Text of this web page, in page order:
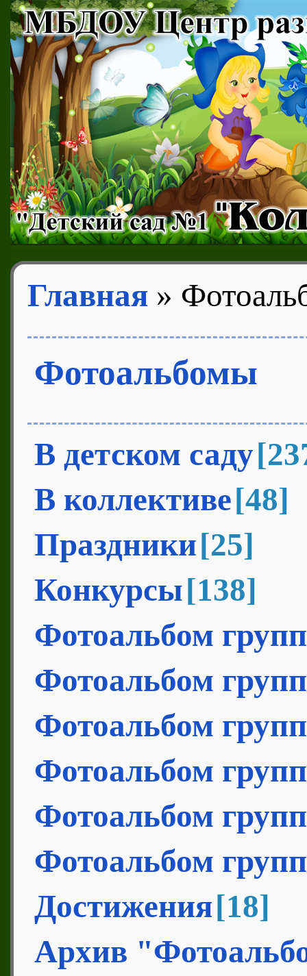
Главная »
Фотоальбомы
В детском саду
В коллективе[48]
Праздники[25]
Конкурсы[138]
Фотоальбом
Фотоальбом
Фотоальбом
Фотоальбом
Фотоальбом
Фотоальбом
Достижения[18]
Архив